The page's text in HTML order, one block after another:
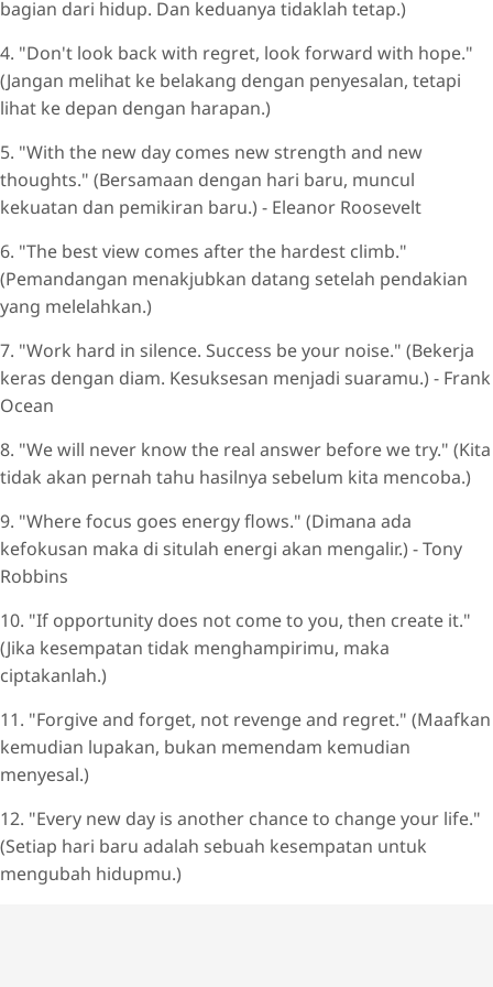
bagian dari hidup. Dan keduanya tidaklah tetap.)
4. "Don't look back with regret, look forward with hope."
(Jangan melihat ke belakang dengan penyesalan, tetapi
lihat ke depan dengan harapan.)
5. "With the new day comes new strength and new
thoughts." (Bersamaan dengan hari baru, muncul
kekuatan dan pemikiran baru.) - Eleanor Roosevelt
6. "The best view comes after the hardest climb."
(Pemandangan menakjubkan datang setelah pendakian
yang melelahkan.)
7. "Work hard in silence. Success be your noise." (Bekerja
keras dengan diam. Kesuksesan menjadi suaramu.) - Frank
Ocean
8. "We will never know the real answer before we try." (Kita
tidak akan pernah tahu hasilnya sebelum kita mencoba.)
9. "Where focus goes energy flows." (Dimana ada
kefokusan maka di situlah energi akan mengalir.) - Tony
Robbins
10. "If opportunity does not come to you, then create it."
(Jika kesempatan tidak menghampirimu, maka
ciptakanlah.)
11. "Forgive and forget, not revenge and regret." (Maafkan
kemudian lupakan, bukan memendam kemudian
menyesal.)
12. "Every new day is another chance to change your life."
(Setiap hari baru adalah sebuah kesempatan untuk
mengubah hidupmu.)